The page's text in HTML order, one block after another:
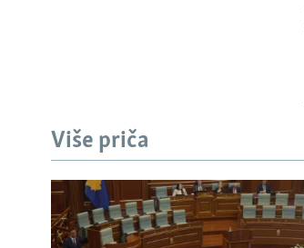
Više priča